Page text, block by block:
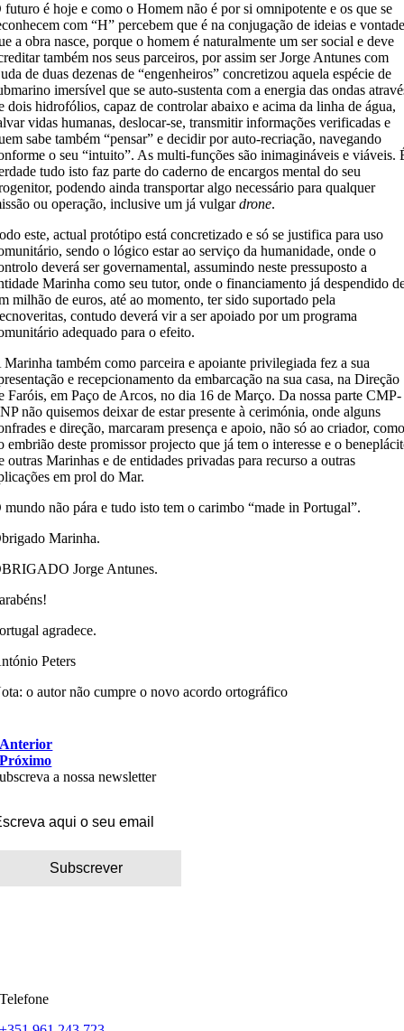
futuro é hoje e como o Homem não é por si omnipotente e os que se
com “H” percebem que é na conjugação de ideias e
a obra nasce, porque o homem é naturalmente um ser social e deve
também nos seus parceiros, por assim ser Jorge Antunes com
de duas dezenas de “engenheiros” concretizou aquela espécie de
imersível que se auto-sustenta com a energia das ondas
dois hidrofólios, capaz de controlar abaixo e acima da linha de água,
vidas humanas, deslocar-se, transmitir informações verificadas e
sabe também “pensar” e decidir por auto-recriação, navegando
o seu “intuito”. As multi-funções são inimagináveis e viáveis.
tudo isto faz parte do caderno de encargos mental do seu
podendo ainda transportar algo necessário para qualquer
ou operação, inclusive um já vulgardrone.
este, actual protótipo está concretizado e só se justifica para uso
sendo o lógico estar ao serviço da humanidade, onde o
deverá ser governamental, assumindo neste pressuposto a
Marinha como seu tutor, onde o financiamento já despendido
milhão de euros, até ao momento, ter sido suportado pela
contudo deverá vir a ser apoiado por um programa
adequado para o efeito.
Marinha também como parceira e apoiante privilegiada fez a sua
e recepcionamento da embarcação na sua casa, na Direção
Faróis, em Paço de Arcos, no dia 16 de Março. Da nossa parte CMP-
não quisemos deixar de estar presente à cerimónia, onde alguns
e direção, marcaram presença e apoio, não só ao criador,
embrião deste promissor projecto que já tem o interesse e o
outras Marinhas e de entidades privadas para recurso a outras
em prol do Mar.
mundo não pára e tudo isto tem o carimbo “made in Portugal”.
Marinha.
Jorge Antunes.
agradece.
Peters
o autor não cumpre o novo acordo ortográfico
Anterior
Próximo
a nossa newsletter
Telefone